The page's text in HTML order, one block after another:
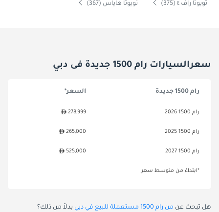
تويوتا راف ٤ (375) تويوتا هاياس (367)
سعرالسيارات رام 1500 جديدة فى دبي
رام 1500 جديدة السعر*
رام 1500 2026 278,999
رام 1500 2025 265,000
رام 1500 2027 525,000
*ابتداءً من متوسط سعر
هل تبحث عن من رام 1500 مستعملة للبيع في دبي بدلاً من ذلك؟